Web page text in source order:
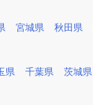
宮城県 秋田県
県 千葉県 茨城県